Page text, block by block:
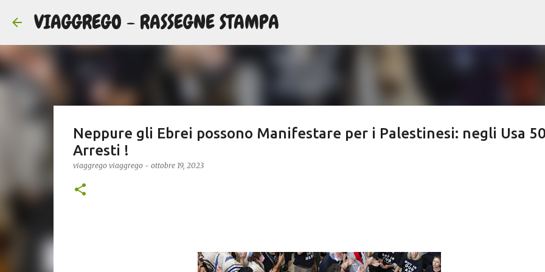
VIAGGREGO - RASSEGNE STAMPA
Neppure gli Ebrei possono Manifestare per i Palestinesi: negli Usa
Arresti !
viaggrego viaggrego - ottobre 19, 2023